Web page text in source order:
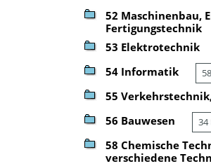
52 Maschinenbau,
Fertigungstechnik
53 Elektrotechnik
54 Informatik
55
56 Bauwesen 34
58 Chemische
verschiedene